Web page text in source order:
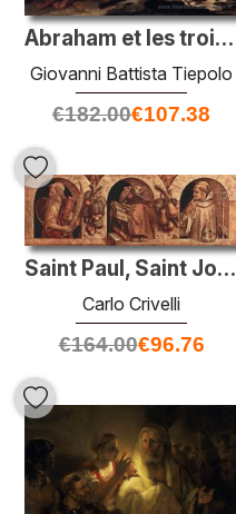
Abraham et les trois anges
Giovanni Battista Tiepolo
€182.00€107.38
Saint Paul, Saint John Chrysostom et Saint Basil
Carlo Crivelli
€164.00€96.76